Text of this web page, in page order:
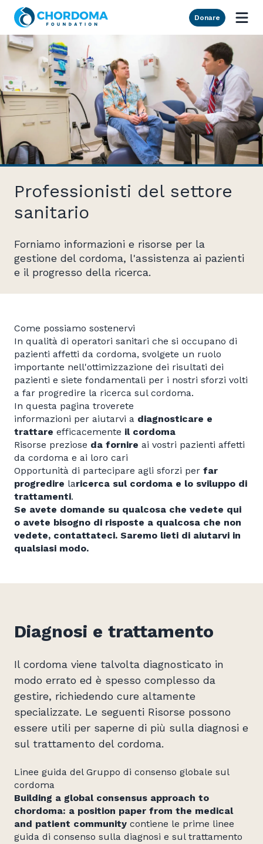
Skip to Main Content
Donare
Professionisti del settore
sanitario
Forniamo informazioni e risorse per la
gestione del cordoma, l'assistenza ai pazienti
e il progresso della ricerca.
Come possiamo sostenervi
In qualità di operatori sanitari che si occupano di
pazienti affetti da cordoma, svolgete un ruolo
importante nell'ottimizzazione dei risultati dei
pazienti e siete fondamentali per i nostri sforzi volti
a far progredire la ricerca sul cordoma.
In questa pagina troverete
informazioni per aiutarvi a diagnosticare e
trattare efficacemente il cordoma
Risorse preziose da fornire ai vostri pazienti affetti
da cordoma e ai loro cari
Opportunità di partecipare agli sforzi per far
progredire laricerca sul cordoma e lo sviluppo di
trattamenti.
Se avete domande su qualcosa che vedete qui
o avete bisogno di risposte a qualcosa che non
vedete, contattateci. Saremo lieti di aiutarvi in
qualsiasi modo.
Diagnosi e trattamento
Il cordoma viene talvolta diagnosticato in
modo errato ed è spesso complesso da
gestire, richiedendo cure altamente
specializzate. Le seguenti Risorse possono
essere utili per saperne di più sulla diagnosi e
sul trattamento del cordoma.
Linee guida del Gruppo di consenso globale sul
cordoma
Building a global consensus approach to
chordoma: a position paper from the medical
and patient community contiene le prime linee
guida di consenso sulla diagnosi e sul trattamento